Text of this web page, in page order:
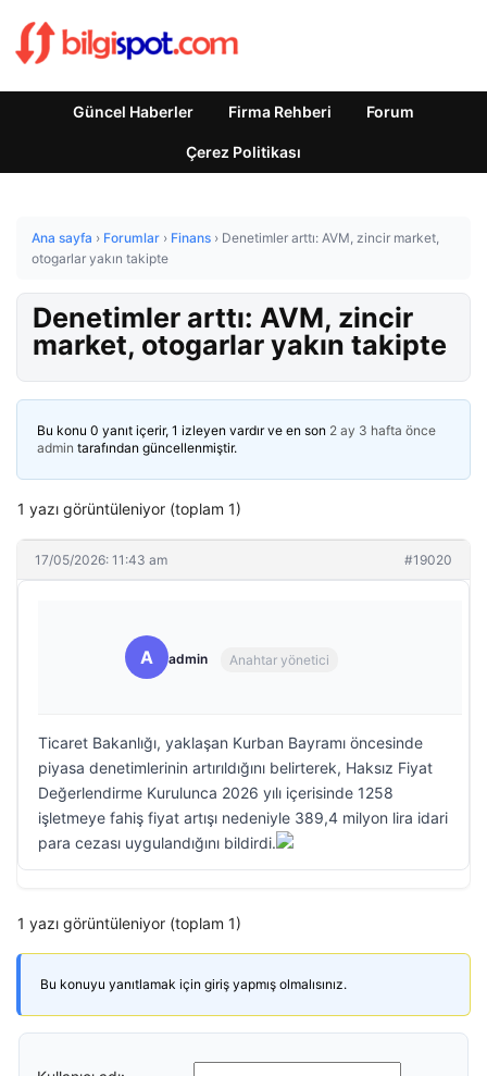
Güncel Haberler Firma Rehberi Forum
Çerez Politikası
Ana sayfa › Forumlar › Finans › Denetimler arttı: AVM, zincir market,
otogarlar yakın takipte
Denetimler arttı: AVM, zincir
market, otogarlar yakın takipte
Bu konu 0 yanıt içerir, 1 izleyen vardır ve en son 2 ay 3 hafta önce
admin tarafından güncellenmiştir.
1 yazı görüntüleniyor (toplam 1)
17/05/2026: 11:43 am #19020
A admin Anahtar yönetici
Ticaret Bakanlığı, yaklaşan Kurban Bayramı öncesinde
piyasa denetimlerinin artırıldığını belirterek, Haksız Fiyat
Değerlendirme Kurulunca 2026 yılı içerisinde 1258
işletmeye fahiş fiyat artışı nedeniyle 389,4 milyon lira idari
para cezası uygulandığını bildirdi.
1 yazı görüntüleniyor (toplam 1)
Bu konuyu yanıtlamak için giriş yapmış olmalısınız.